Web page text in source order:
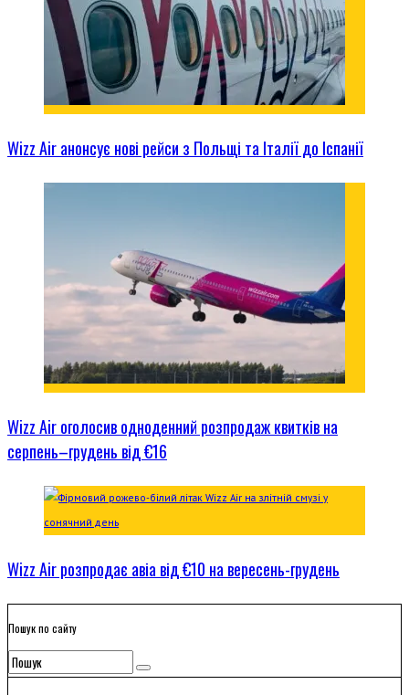
Wizz Air анонсує нові рейси з Польщі та Італії до Іспанії
Wizz Air оголосив одноденний розпродаж квитків на
серпень–грудень від €16
Wizz Air розпродає авіа від €10 на вересень-грудень
Пошук по сайту